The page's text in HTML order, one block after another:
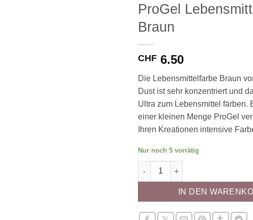
ProGel
Braun
CHF 6.50
Die Lebensmittelfarbe Braun
Dust ist sehr konzentriert und
Ultra zum Lebensmittel färben.
einer kleinen Menge ProGel
Ihren Kreationen intensive
Nur noch 5 vorrätig
ProGel Lebensmittelfarbe Braun
IN DEN